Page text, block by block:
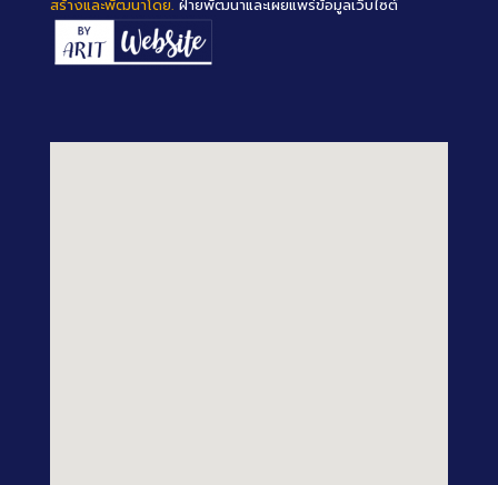
สร้างและพัฒนาโดย. ฝ่ายพัฒนาและเผยแพร่ข้อมูลเว็บไซต์